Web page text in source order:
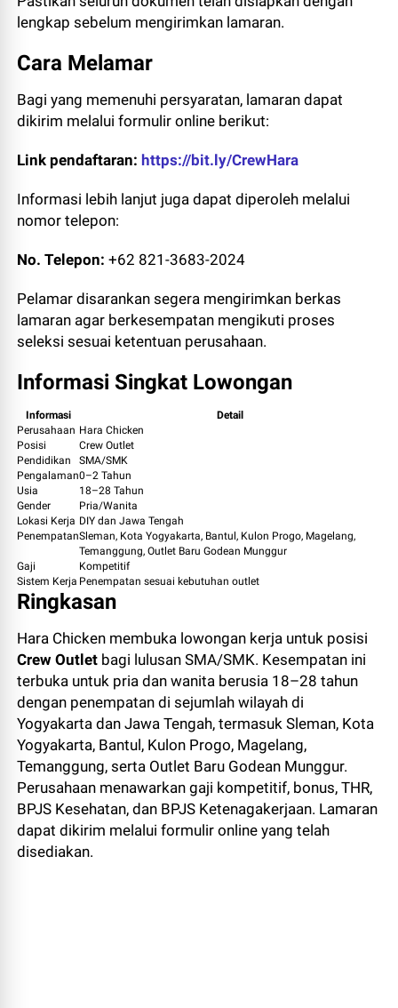
lengkap sebelum mengirimkan lamaran.
Cara Melamar
Bagi yang memenuhi persyaratan, lamaran dapat
dikirim melalui formulir online berikut:
Link pendaftaran: https://bit.ly/CrewHara
Informasi lebih lanjut juga dapat diperoleh melalui
nomor telepon:
No. Telepon: +62 821-3683-2024
Pelamar disarankan segera mengirimkan berkas
lamaran agar berkesempatan mengikuti proses
seleksi sesuai ketentuan perusahaan.
Informasi Singkat Lowongan
Informasi
Detail
Perusahaan Hara Chicken
Posisi
Crew Outlet
Pendidikan
SMA/SMK
Pengalaman0–2 Tahun
Usia
18–28 Tahun
Gender
Pria/Wanita
Lokasi Kerja DIY dan Jawa Tengah
PenempatanSleman, Kota Yogyakarta, Bantul, Kulon Progo, Magelang,
Temanggung, Outlet Baru Godean Munggur
Gaji
Kompetitif
Sistem Kerja Penempatan sesuai kebutuhan outlet
Ringkasan
Hara Chicken membuka lowongan kerja untuk posisi
Crew Outlet bagi lulusan SMA/SMK. Kesempatan ini
terbuka untuk pria dan wanita berusia 18–28 tahun
dengan penempatan di sejumlah wilayah di
Yogyakarta dan Jawa Tengah, termasuk Sleman, Kota
Yogyakarta, Bantul, Kulon Progo, Magelang,
Temanggung, serta Outlet Baru Godean Munggur.
Perusahaan menawarkan gaji kompetitif, bonus, THR,
BPJS Kesehatan, dan BPJS Ketenagakerjaan. Lamaran
dapat dikirim melalui formulir online yang telah
disediakan.